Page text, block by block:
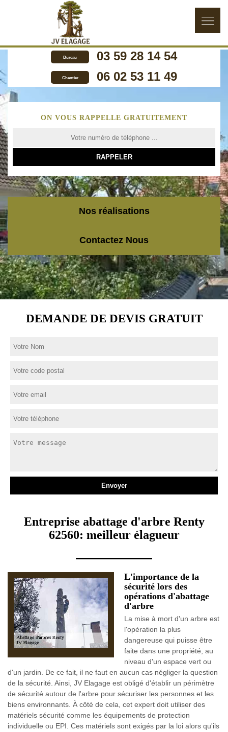
Bureau 03 59 28 14 54
Chantier 06 02 53 11 49
ON VOUS RAPPELLE GRATUITEMENT
Nos réalisations
Contactez Nous
DEMANDE DE DEVIS GRATUIT
Entreprise abattage d'arbre Renty
62560: meilleur élagueur
L'importance de la
sécurité lors des
opérations d'abattage
d'arbre
La mise à mort d'un arbre est
l'opération la plus
dangereuse qui puisse être
faite dans une propriété, au
niveau d'un espace vert ou
d'un jardin. De ce fait, il ne faut en aucun cas négliger la question
de la sécurité. Ainsi, JV Elagage est obligé d'établir un périmètre
de sécurité autour de l'arbre pour sécuriser les personnes et les
biens environnants. À côté de cela, cet expert doit utiliser des
matériels sécurité comme les équipements de protection
individuelle ou EPI. Ces matériels sont exigés par la loi alors qu'ils